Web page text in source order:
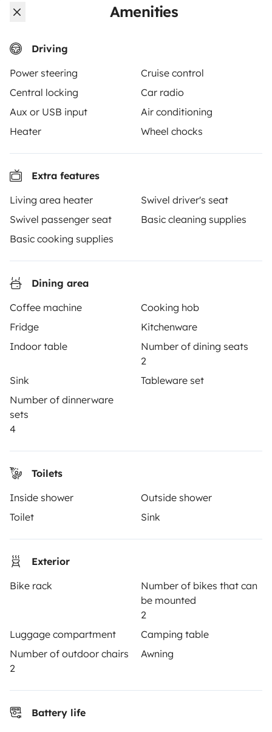
Amenities
Driving
Power steering
Cruise control
Central locking
Car radio
Aux or USB input
Air conditioning
Heater
Wheel chocks
Extra features
Living area heater
Swivel driver's seat
Swivel passenger seat
Basic cleaning supplies
Basic cooking supplies
Dining area
Coffee machine
Cooking hob
Fridge
Kitchenware
Indoor table
Number of dining seats
2
Sink
Tableware set
Number of dinnerware
sets
4
Toilets
Inside shower
Outside shower
Toilet
Sink
Exterior
Bike rack
Number of bikes that can
be mounted
2
Luggage compartment
Camping table
Number of outdoor chairs
2
Awning
Battery life
€76/day
Make booking request
Yescapa brings travellers and local campervan and
motorhome owners across the UK and Europe
together through a safe, trusted platform. Rent the
motorhome of your dreams with insurance and
roadside assistance included. Connect, explore, and
3.53/5 on 314 customer reviews on Trusted Shops
Instagram Facebook
How it works
Hire a motorhome
Reviews from our users
Help Centre for travellers
OWNERS
Create a listing
Breakdown assistance
Help Centre for owners